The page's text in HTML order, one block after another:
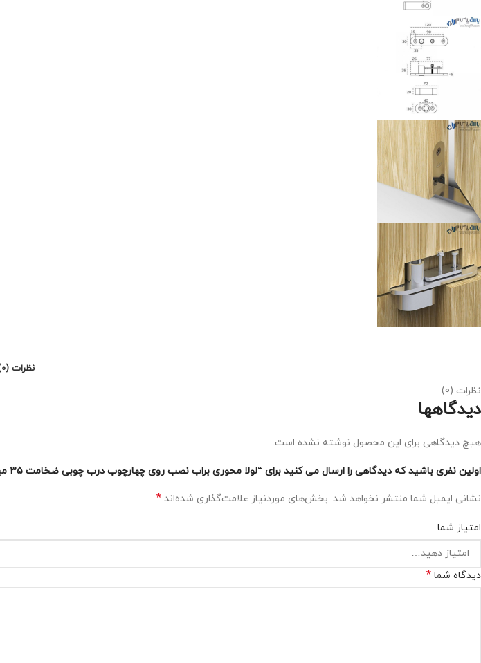
نظرات (0)
نظرات (0)
دیدگاهها
هیچ دیدگاهی برای این محصول نوشته نشده است.
اولین نفری باشید که دیدگاهی را ارسال می کنید برای “لولا محوری براب نصب روی چهارچوب درب چوبی ضخامت 35 میلیمتر تا 39 میلیمتر 100 کیلوگرمی A911”
نشانی ایمیل شما منتشر نخواهد شد. بخش‌های موردنیاز علامت‌گذاری شده‌اند *
امتیاز شما
دیدگاه شما *